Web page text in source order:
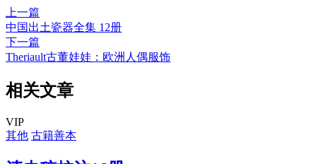
上一篇
中国出土瓷器全集 12册
下一篇
Theriault古董娃娃：欧洲人偶服饰
相关文章
VIP
其他 古籍善本